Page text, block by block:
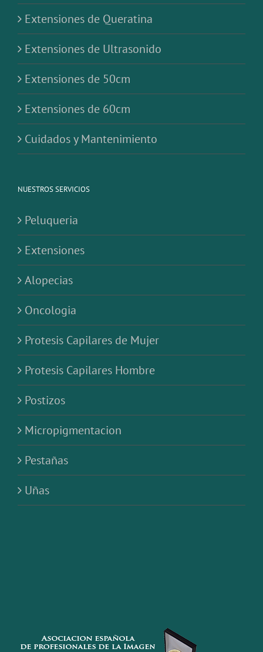
Extensiones de Queratina
Extensiones de Ultrasonido
Extensiones de 50cm
Extensiones de 60cm
Cuidados y Mantenimiento
NUESTROS SERVICIOS
Peluqueria
Extensiones
Alopecias
Oncologia
Protesis Capilares de Mujer
Protesis Capilares Hombre
Postizos
Micropigmentacion
Pestañas
Uñas